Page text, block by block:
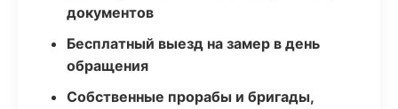
документов
Бесплатный выезд на замер в день
обращения
Собственные прорабы и бригады,